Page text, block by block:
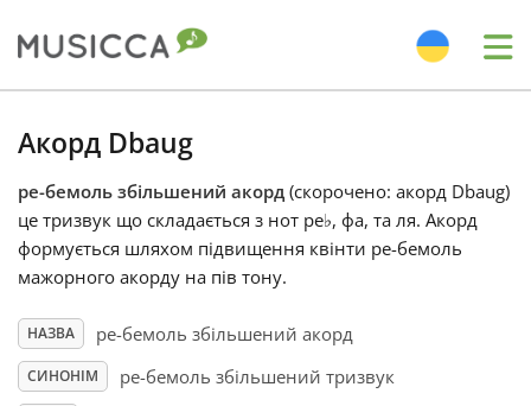
Български
Dansk
Deutsch
Акорд Dbaug
ре-бемоль збільшений акорд (скорочено: акорд Dbaug)
це тризвук що складається з нот ре♭, фа, та ля. Акорд
формується шляхом підвищення квінти ре-бемоль
мажорного акорду на пів тону.
НАЗВА ре-бемоль збільшений акорд
СИНОНІМ ре-бемоль збільшений тризвук